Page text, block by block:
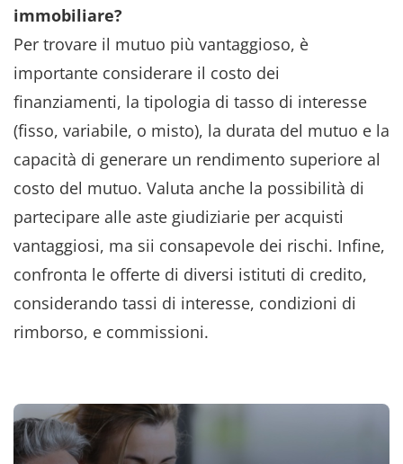
immobiliare?
Per trovare il mutuo più vantaggioso, è
importante considerare il costo dei
finanziamenti, la tipologia di tasso di interesse
(fisso, variabile, o misto), la durata del mutuo e la
capacità di generare un rendimento superiore al
costo del mutuo. Valuta anche la possibilità di
partecipare alle aste giudiziarie per acquisti
vantaggiosi, ma sii consapevole dei rischi. Infine,
confronta le offerte di diversi istituti di credito,
considerando tassi di interesse, condizioni di
rimborso, e commissioni.